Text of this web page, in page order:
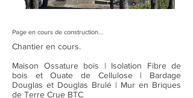
Page en cours de construction...
Chantier en cours.
Maison Ossature bois | Isolation Fibre de
bois et Ouate de Cellulose | Bardage
Douglas et Douglas Brulé | Mur en Briques
de Terre Crue BTC